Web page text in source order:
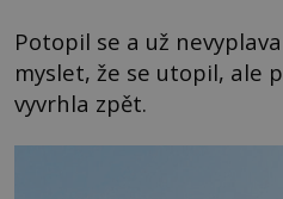
Potopil se a už
myslet, že se utopil, ale
vyvrhla zpět.